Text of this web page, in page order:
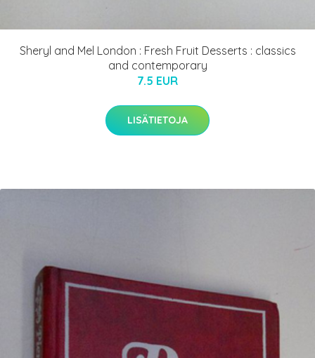
Sheryl and Mel London : Fresh Fruit Desserts : classics
and contemporary
7.5 EUR
LISÄTIETOJA